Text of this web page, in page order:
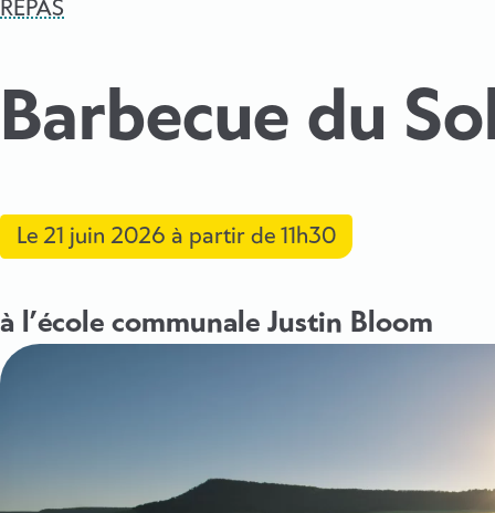
REPAS
Barbecue du
Le 21 juin 2026 à partir de 11h30
à l’école communale Justin Bloom